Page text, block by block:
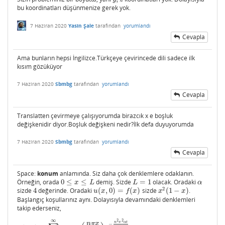
bu koordinatları düşünmenize gerek yok.
7 Haziran 2020 Yasin Şale tarafından yorumlandı
Cevapla
Ama bunların hepsi İngilizce.Türkçeye çevirincede dili sadece ilk
kısım gözüküyor
7 Haziran 2020 Sbmbg tarafından yorumlandı
Cevapla
Translatten çevirmeye çalışıyorumda birazcık x e boşluk
değişkenidir diyor.Boşluk değişkeni nedir?İlk defa duyuyorumda
7 Haziran 2020 Sbmbg tarafından yorumlandı
Cevapla
Space: konum anlamında. Siz daha çok denklemlere odaklanın.
Örneğin, orada 0 ≤ x ≤ L
0 ≤x≤ L demiş. Sizde L = 1
L= 1 olacak. Oradakiα
α
sizde 4
4değerinde. Oradakiu(x, 0) = f(x)
u(x,0 )=f( x) sizde x2 (1 − x)
x2(1− x)
.
Başlangıç koşullarınız aynı. Dolayısıyla devamındaki denklemleri
takip ederseniz,
∞ nπx
n2π2αt